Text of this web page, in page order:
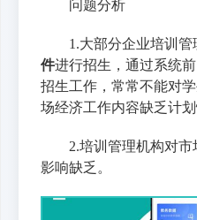
问题分析
1.大部分企业培训
件进行招生，通过系统
招生工作，常常不能对
场经济工作内容缺乏计划
2.培训管理机构对
影响缺乏。